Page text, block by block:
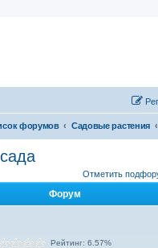
форумов Садовые растения
Отметить
Форум
Рейтинг: 6.57%